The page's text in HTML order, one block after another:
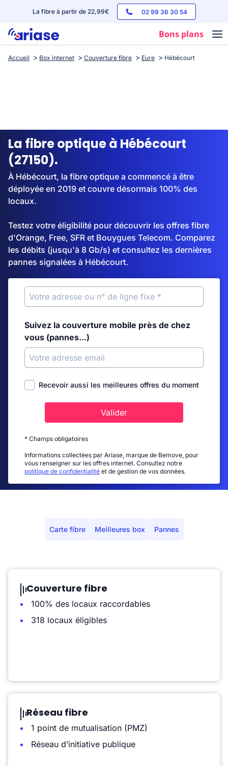
La fibre à partir de 22,99€ 02 99 36 30 54
Bons plans
Box internet
Streaming
Accueil Box internet Couverture fibre Eure Hébécourt
La fibre optique à Hébécourt
(27150).
À Hébécourt, la fibre optique a commencé à être
déployée en 2019 et couvre désormais 100% des
locaux.
Testez votre éligibilité pour découvrir les offres fibre
d'Orange, Free, SFR et Bouygues Telecom. Comparez
les débits (jusqu'à 8 Gb/s) et consultez les dernières
pannes signalées à Hébécourt.
Suivez la couverture mobile près de chez
vous (pannes...)
Recevoir aussi les meilleures offres du moment
Valider
* Champs obligatoires
Informations collectées par Ariase, marque de Bemove, pour
vous renseigner sur les offres internet. Consultez notre
politique de confidentialité et de gestion de vos données.
Carte fibre Meilleures box Pannes
Couverture fibre
100% des locaux raccordables
318 locaux éligibles
Réseau fibre
1 point de mutualisation (PMZ)
Réseau d’initiative publique